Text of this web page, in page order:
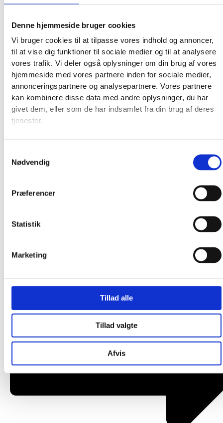
Denne hjemmeside bruger cookies
Vi bruger cookies til at tilpasse vores indhold og annoncer,
til at vise dig funktioner til sociale medier og til at analysere
vores trafik. Vi deler også oplysninger om din brug af vores
hjemmeside med vores partnere inden for sociale medier,
annonceringspartnere og analysepartnere. Vores partnere
kan kombinere disse data med andre oplysninger, du har
givet dem, eller som de har indsamlet fra din brug af deres
tjenester.
Nødvendig
Præferencer
Statistik
Marketing
Tillad alle
Tillad valgte
Afvis
Broderkits
Strikkeopskrifter og bøger
Smukke islandske uldtæpper fra Ístex